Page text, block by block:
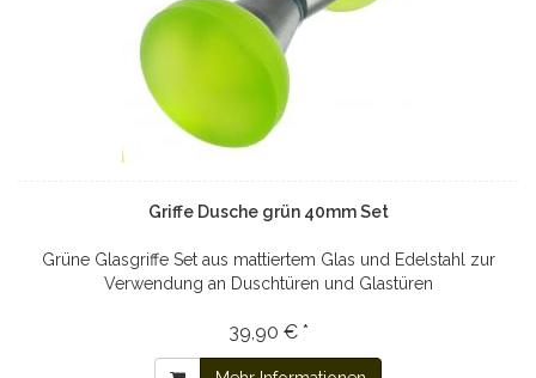
Griffe Dusche grün 40mm Set
Grüne Glasgriffe Set aus mattiertem Glas und Edelstahl zur
Verwendung an Duschtüren und Glastüren
39,90 € *